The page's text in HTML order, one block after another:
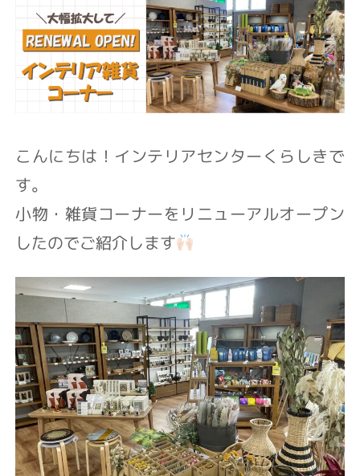
こんにちは！インテリアセンターくらしきで
す。
小物・雑貨コーナーをリニューアルオープン
したのでご紹介します